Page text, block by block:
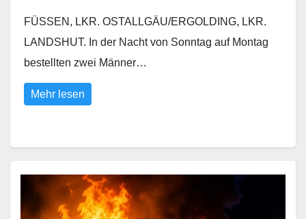
FÜSSEN, LKR. OSTALLGÄU/ERGOLDING, LKR.
LANDSHUT. In der Nacht von Sonntag auf Montag
bestellten zwei Männer…
Mehr lesen